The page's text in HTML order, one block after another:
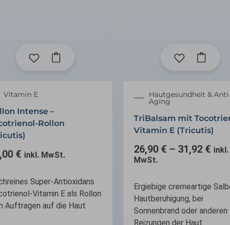
Vitamin E
Intense –
Rollon
€ inkl. MwSt.
Super-Antioxidans
Vitamin E als Rollon
Auftragen auf die Haut
Dieses
Produkt
Varianten
Die
Optionen
können
gewählt
werden
Hautgesundheit &
Aging
TriBalsam mit
Vitamin E (Tricutis)
26,90 € – 31,92 € inkl.
MwSt.
Ergiebige cremeartige
Hautberuhigung, bei
Sonnenbrand oder anderen
Reizungen der Haut